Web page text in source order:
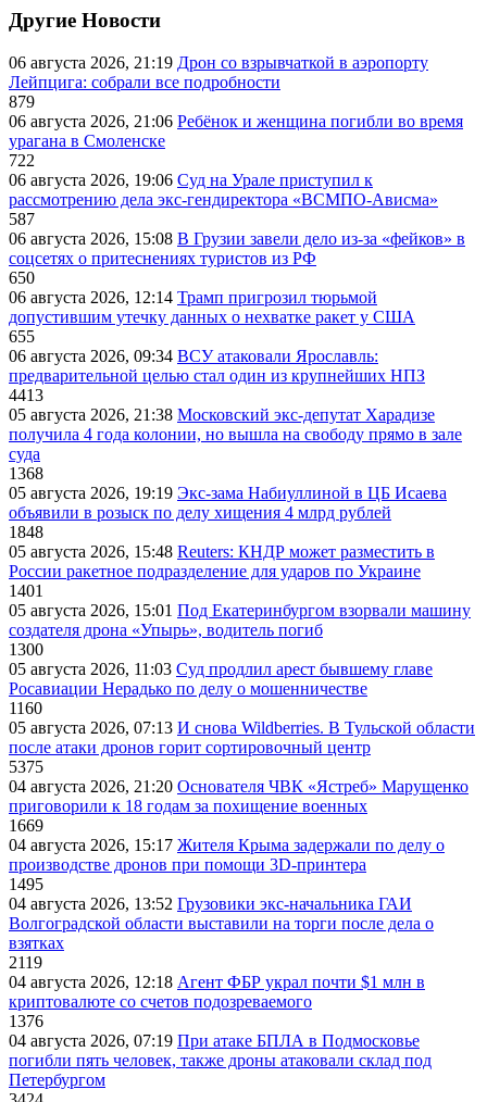
Другие Новости
06 августа 2026, 21:19 Дрон со взрывчаткой в аэропорту
Лейпцига: собрали все подробности
879
06 августа 2026, 21:06 Ребёнок и женщина погибли во время
урагана в Смоленске
722
06 августа 2026, 19:06 Суд на Урале приступил к
рассмотрению дела экс-гендиректора «ВСМПО-Ависма»
587
06 августа 2026, 15:08 В Грузии завели дело из-за «фейков» в
соцсетях о притеснениях туристов из РФ
650
06 августа 2026, 12:14 Трамп пригрозил тюрьмой
допустившим утечку данных о нехватке ракет у США
655
06 августа 2026, 09:34 ВСУ атаковали Ярославль:
предварительной целью стал один из крупнейших НПЗ
4413
05 августа 2026, 21:38 Московский экс-депутат Харадизе
получила 4 года колонии, но вышла на свободу прямо в зале
суда
1368
05 августа 2026, 19:19 Экс-зама Набиуллиной в ЦБ Исаева
объявили в розыск по делу хищения 4 млрд рублей
1848
05 августа 2026, 15:48 Reuters: КНДР может разместить в
России ракетное подразделение для ударов по Украине
1401
05 августа 2026, 15:01 Под Екатеринбургом взорвали машину
создателя дрона «Упырь», водитель погиб
1300
05 августа 2026, 11:03 Суд продлил арест бывшему главе
Росавиации Нерадько по делу о мошенничестве
1160
05 августа 2026, 07:13 И снова Wildberries. В Тульской области
после атаки дронов горит сортировочный центр
5375
04 августа 2026, 21:20 Основателя ЧВК «Ястреб» Марущенко
приговорили к 18 годам за похищение военных
1669
04 августа 2026, 15:17 Жителя Крыма задержали по делу о
производстве дронов при помощи 3D‑принтера
1495
04 августа 2026, 13:52 Грузовики экс-начальника ГАИ
Волгоградской области выставили на торги после дела о
взятках
2119
04 августа 2026, 12:18 Агент ФБР украл почти $1 млн в
криптовалюте со счетов подозреваемого
1376
04 августа 2026, 07:19 При атаке БПЛА в Подмосковье
погибли пять человек, также дроны атаковали склад под
Петербургом